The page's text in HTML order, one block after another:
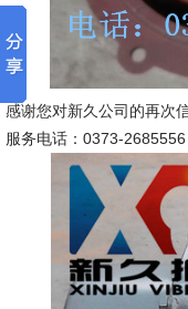
感谢您对新久公司的再次
服务电话：0373-